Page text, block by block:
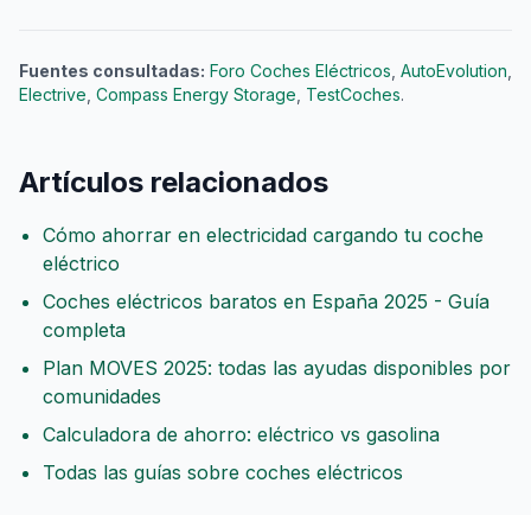
Fuentes consultadas: Foro Coches Eléctricos AutoEvolution
Electrive Compass Energy Storage TestCoches.
Artículos relacionados
Cómo ahorrar en electricidad cargando tu coche
eléctrico
Coches eléctricos baratos en España 2025 - Guía
completa
Plan MOVES 2025: todas las ayudas disponibles por
comunidades
Calculadora de ahorro: eléctrico vs gasolina
Todas las guías sobre coches eléctricos